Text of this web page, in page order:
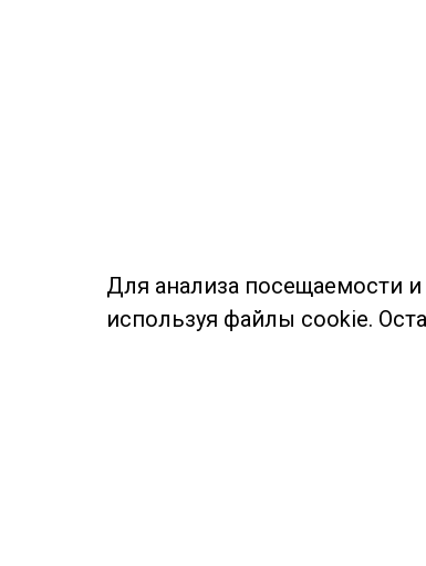
Для анализа посещаемости
используя файлы cookie.